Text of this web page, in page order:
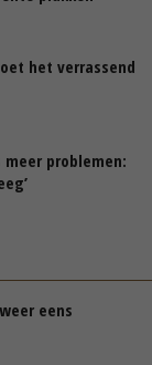
het verrassend
problemen:
eens